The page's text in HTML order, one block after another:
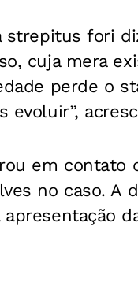
strepitus fori
cuja mera
perde o
evoluir”,
em contato
no caso.